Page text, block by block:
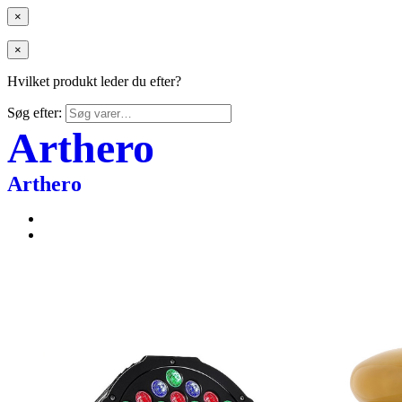
×
×
Hvilket produkt leder du efter?
Søg efter:
Arthero
Arthero